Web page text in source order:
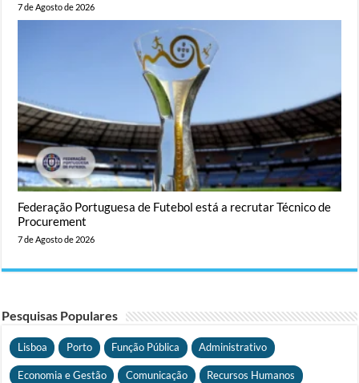
7 de Agosto de 2026
Federação Portuguesa de Futebol está a recrutar Técnico de
Procurement
7 de Agosto de 2026
Pesquisas Populares
Lisboa Porto Função Pública Administrativo
Economia e Gestão Comunicação Recursos Humanos